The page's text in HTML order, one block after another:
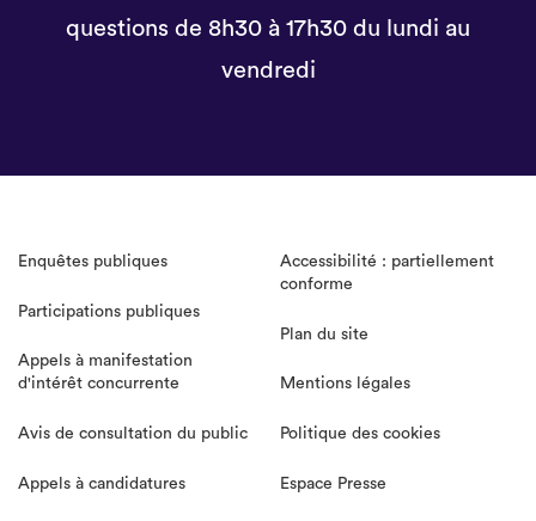
questions de 8h30 à 17h30 du lundi au
vendredi
Enquêtes publiques
Participations publiques
Appels à manifestation
d'intérêt concurrente
Avis de consultation du public
Appels à candidatures
Accessibilité : partiellement
conforme
Plan du site
Mentions légales
Politique des cookies
Espace Presse